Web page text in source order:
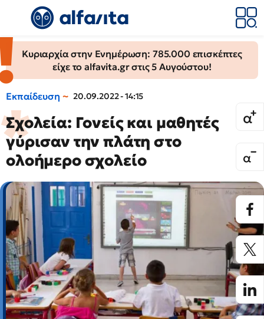
Κυριαρχία στην Ενημέρωση: 785.000 επισκέπτες
είχε το alfavita.gr στις 5 Αυγούστου!
Εκπαίδευση 20.09.2022 - 14:15
Σχολεία: Γονείς και μαθητές
γύρισαν την πλάτη στο
ολοήμερo σχολείo